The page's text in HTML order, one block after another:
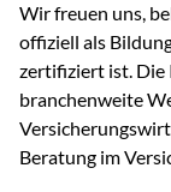
Wir freuen uns,
offiziell als
zertifiziert ist. Die
branchenweite
Beratung im